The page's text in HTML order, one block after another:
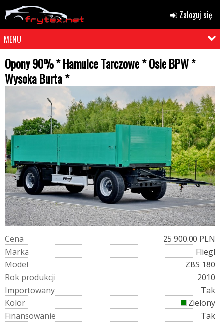
Zaloguj się
MENU
Opony 90% * Hamulce Tarczowe * Osie BPW *
Wysoka Burta *
Cena
25 900.00 PLN
Marka
Fliegl
Model
ZBS 180
Rok produkcji
2010
Importowany
Tak
Kolor
Zielony
Finansowanie
Tak